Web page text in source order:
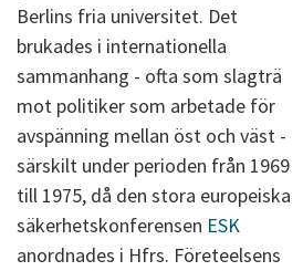
Berlins fria universitet. Det
brukades i internationella
sammanhang - ofta som slagträ
mot politiker som arbetade för
avspänning mellan öst och väst -
särskilt under perioden från 1969
till 1975, då den stora europeiska
säkerhetskonferensen ESK
anordnades i Hfrs. Företeelsens